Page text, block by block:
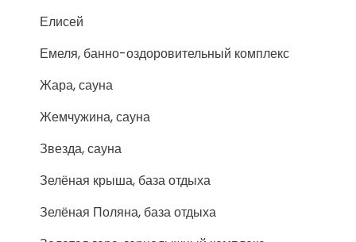
Елисей
Емеля, банно-оздоровительный комплекс
Жара, сауна
Жемчужина, сауна
Звезда, сауна
Зелёная крыша, база отдыха
Зелёная Поляна, база отдыха